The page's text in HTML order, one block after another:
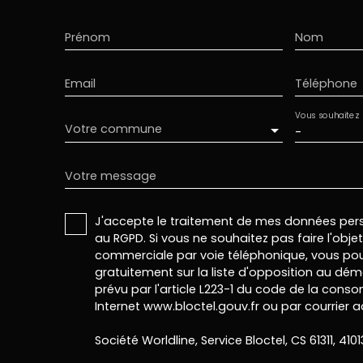
Prénom Nom
Email Téléphone
Votre commune -
Vous souhaitez
Votre message
J'accepte le traitement de mes données
au RGPD. Si vous ne souhaitez pas faire
commerciale par voie téléphonique, vous
gratuitement sur la liste d'opposition au
prévu par l'article L223-1 du code de la
Internet www.bloctel.gouv.fr ou par courrier
Société Worldline, Service Bloctel, CS 61311,